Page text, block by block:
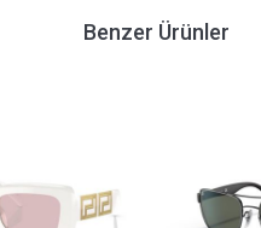
Benzer Ürünler